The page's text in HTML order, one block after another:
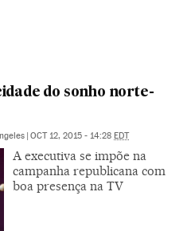
do sonho norte-
| OCT 12, 2015 - 14:28 EDT
A executiva se impõe na
campanha republicana com
boa presença na TV